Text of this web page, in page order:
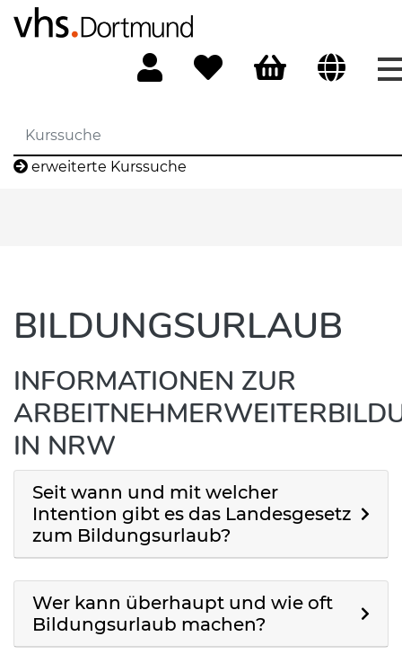
erweiterte Kurssuche
BILDUNGSURLAUB
INFORMATIONEN ZUR
IN NRW
Seit wann und mit welcher
Intention gibt es das Landesgesetz
zum Bildungsurlaub?
Wer kann überhaupt und wie oft
Bildungsurlaub machen?